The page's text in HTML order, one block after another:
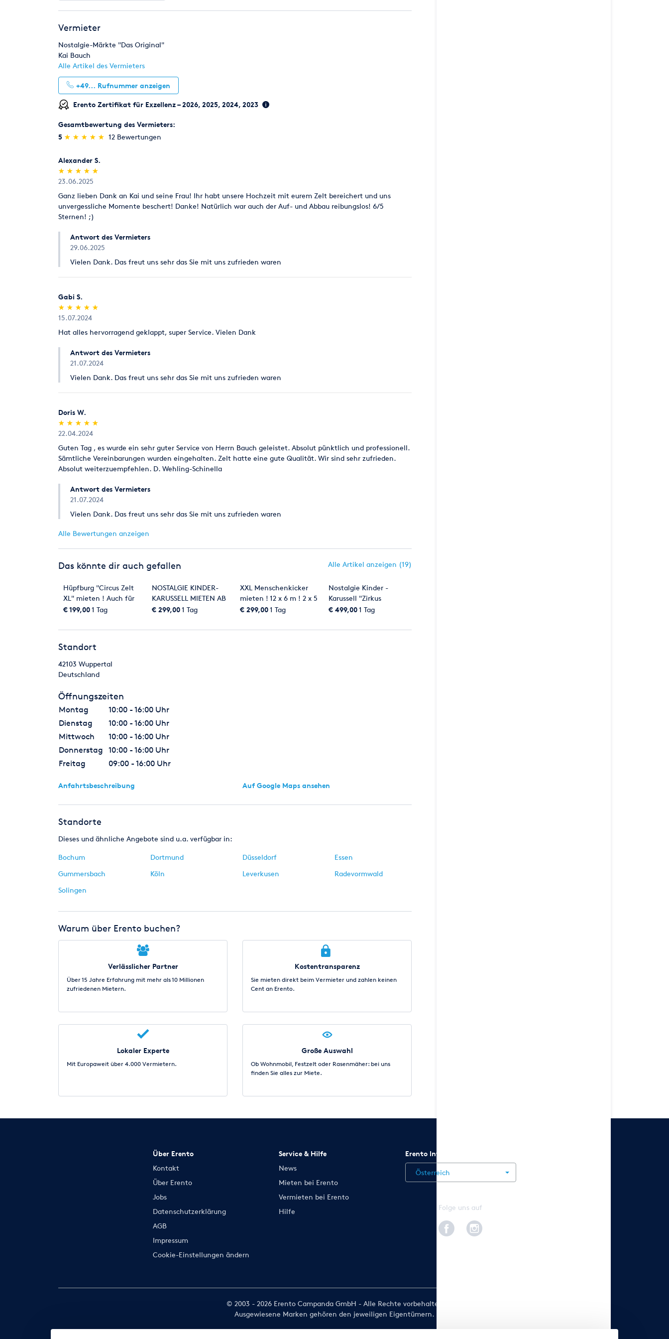
Personenanzahl:
Wir freuen uns auf Ihre Anfrage
Achtung wir benötigen eine Vorlaufzeit von ca. 1 bis 2 Stunden !
Vermietung nur mit unserem Personal !
Essen, Hagen, Hamm, Gummersbach, Köln, Lippstadt, Lüdenscheid, Münster, Neuss, Paderborn, Remscheid,
Schwerte, Siegen, Soest, Solingen, Velbert oder Wuppertal
Bitte Beachten:
gegeben sein !
Eine Selbstabholung / Selbstrückgabe bieten wir nicht mehr an !
Wir bauen den Nostalgie Stand auch auf eigene Rechnung auf ! Voraussetzung: Die Veranstaltung muss
Vermieter
Nostalgie-Märkte "Das Original"
Kai Bauch
Alle Artikel des Vermieters
+49... Rufnummer anzeigen
Erento Zertifikat für Exzellenz – 2026, 2025, 2024, 2023
Gesamtbewertung des Vermieters:
5 (*)
★
★
(*) ★
★
(*) ★
★
(*) ★
★
(*) ★
★ 12 Bewertungen
Alexander S.
(*)
★
★
(*) ★
★
(*) ★
★
(*) ★
★
(*) ★
★
23.06.2025
Ganz lieben Dank an Kai und seine Frau! Ihr habt unsere Hochzeit mit eurem Zelt bereichert und uns
unvergessliche Momente beschert! Danke! Natürlich war auch der Auf- und Abbau reibungslos! 6/5
Sternen! ;)
Antwort des Vermieters
29.06.2025
Vielen Dank. Das freut uns sehr das Sie mit uns zufrieden waren
Gabi S.
(*)
★
★
(*) ★
★
(*) ★
★
(*) ★
★
(*) ★
★
15.07.2024
Hat alles hervorragend geklappt, super Service. Vielen Dank
Antwort des Vermieters
21.07.2024
Vielen Dank. Das freut uns sehr das Sie mit uns zufrieden waren
Doris W.
(*)
★
★
(*) ★
★
(*) ★
★
(*) ★
★
(*) ★
★
22.04.2024
Guten Tag , es wurde ein sehr guter Service von Herrn Bauch geleistet. Absolut pünktlich und professionell.
Sämtliche Vereinbarungen wurden eingehalten. Zelt hatte eine gute Qualität. Wir sind sehr zufrieden.
Absolut weiterzuempfehlen. D. Wehling-Schinella
Antwort des Vermieters
21.07.2024
Vielen Dank. Das freut uns sehr das Sie mit uns zufrieden waren
Alle Bewertungen anzeigen
Das könnte dir auch gefallen Alle Artikel anzeigen (19)
Hüpfburg "Circus Zelt
XL" mieten ! Auch für
Erwachsene geeignet !
€ 199,001 Tag
NOSTALGIE KINDER-
KARUSSELL MIETEN AB
299 € ! Wir liefern in
Westfalen an (
€ 299,001 Tag
XXL Menschenkicker
mieten ! 12 x 6 m ! 2 x 5
Spieler ! ( Human Table
€ 299,001 Tag
Nostalgie Kinder -
Karussell "Zirkus
Zauber" mit 6 bis 9
€ 499,001 Tag
Standort
42103 Wuppertal
Deutschland
Öffnungszeiten
Montag
10:00 - 16:00 Uhr
Dienstag
10:00 - 16:00 Uhr
Mittwoch
10:00 - 16:00 Uhr
Donnerstag
10:00 - 16:00 Uhr
Freitag
09:00 - 16:00 Uhr
Anfahrtsbeschreibung Auf Google Maps ansehen
Standorte
Dieses und ähnliche Angebote sind u.a. verfügbar in:
Bochum Dortmund Düsseldorf
Essen
Gummersbach
Köln Leverkusen
Radevormwald
Solingen
Warum über Erento buchen?
Verlässlicher Partner
Über 15 Jahre Erfahrung mit mehr als 10 Millionen
zufriedenen Mietern.
Lokaler Experte
Mit Europaweit über 4.000 Vermietern.
Kostentransparenz
Sie mieten direkt beim Vermieter und zahlen keinen
Cent an Erento.
Große Auswahl
Ob Wohnmobil, Festzelt oder Rasenmäher: bei uns
finden Sie alles zur Miete.
Über Erento
Kontakt
Über Erento
Jobs
Datenschutzerklärung
AGB
Impressum
Cookie-Einstellungen ändern
Service & Hilfe
News
Mieten bei Erento
Vermieten bei Erento
Hilfe
Erento International
Österreich
Folge uns auf
© 2003 - 2026 Erento Campanda GmbH - Alle Rechte vorbehalten
Ausgewiesene Marken gehören den jeweiligen Eigentümern.